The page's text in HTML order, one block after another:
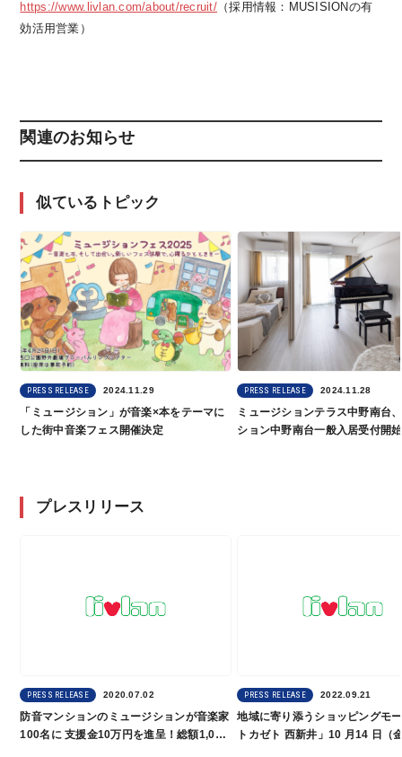
https://www.livlan.com/about/recruit/ （採用情報：MUSISIONの有
効活用営業）
関連のお知らせ
似ているトピック
PRESS RELEASE 2024.11.29
「ミュージション」が音楽×本をテーマに
した街中音楽フェス開催決定
PRESS RELEASE 2024.11.28
ミュージションテラス中野南台
ション中野南台一般入居受付開始
プレスリリース
PRESS RELEASE 2020.07.02
防音マンションのミュージションが音楽家
100名に 支援金10万円を進呈！総額1,000
PRESS RELEASE 2022.09.21
地域に寄り添うショッピングモ
トカゼト 西新井」10 月14 日（